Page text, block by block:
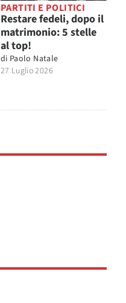
PARTITI E POLITICI
Restare fedeli, dopo il
matrimonio: 5 stelle
al top!
di Paolo Natale
27 Luglio 2026